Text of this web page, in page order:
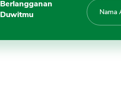
Berlangganan
Duwitmu